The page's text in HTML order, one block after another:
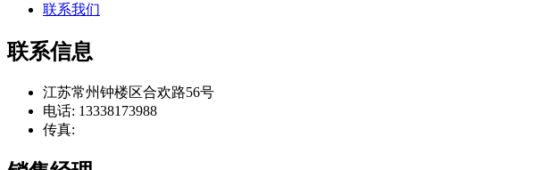
联系我们
联系信息
江苏常州钟楼区合欢路56号
电话: 13338173988
传真: